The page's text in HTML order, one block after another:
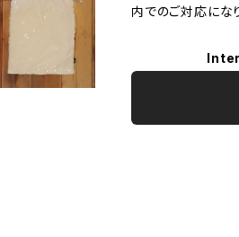
内でのご対応にな